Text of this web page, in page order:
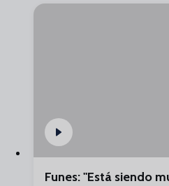
Funes: "Está siendo